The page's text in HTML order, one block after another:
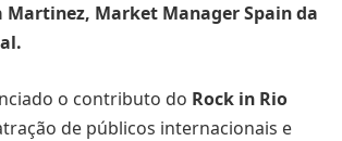
Martinez, Market Manager Spain da
o contributo do Rock in Rio
de públicos internacionais e